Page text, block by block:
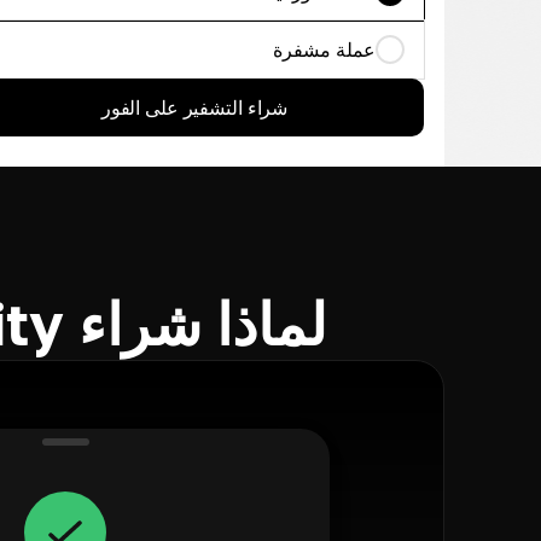
عملة مشفرة
شراء التشفير على الفور
لماذا شراء Axie Infinity باستخدام Cryptomus؟